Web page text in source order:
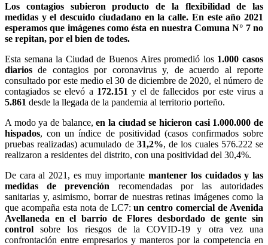
Los contagios subieron producto de la flexibilidad de las
medidas y el descuido ciudadano en la calle. En este año 2021
esperamos que imágenes como ésta en nuestra Comuna N° 7 no
se repitan, por el bien de todes.
Esta semana la Ciudad de Buenos Aires promedió los1.000 casos
diarios de contagios por coronavirus y, de acuerdo al reporte
consultado por este medio el 30 de diciembre de 2020, el número de
contagiados se elevó a 172.151 y el de fallecidos por este virus a
5.861 desde la llegada de la pandemia al territorio porteño.
A modo ya de balance,en la ciudad se hicieron casi 1.000.000 de
hispados, con un índice de positividad (casos confirmados sobre
pruebas realizadas) acumulado de 31,2%, de los cuales 576.222 se
realizaron a residentes del distrito, con una positividad del 30,4%.
De cara al 2021, es muy importantemantener los cuidados y las
medidas de prevención recomendadas por las autoridades
sanitarias y, asimismo, borrar de nuestras retinas imágenes como la
que acompaña esta nota de LC7:un centro comercial de Avenida
Avellaneda en el barrio de Flores desbordado de gente sin
control sobre los riesgos de la COVID-19 y otra vez una
confrontación entre empresarios y manteros por la competencia en